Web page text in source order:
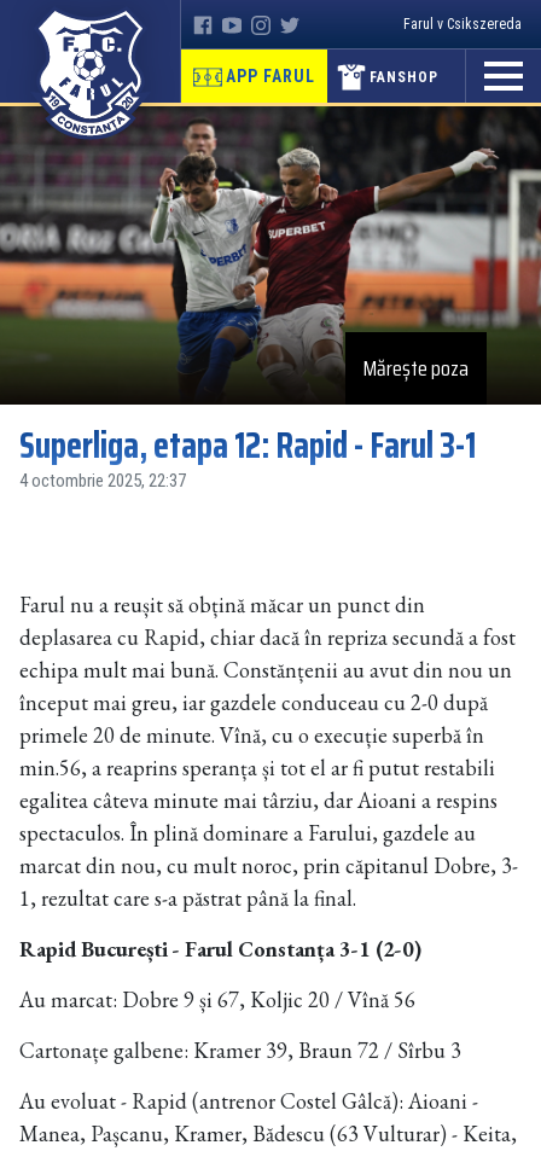
Farul v Csikszereda
APP FARUL FANSHOP
Mărește poza
Superliga, etapa 12: Rapid - Farul 3-1
4 octombrie 2025, 22:37
Farul nu a reușit să obțină măcar un punct din
deplasarea cu Rapid, chiar dacă în repriza secundă a fost
echipa mult mai bună. Constănțenii au avut din nou un
început mai greu, iar gazdele conduceau cu 2-0 după
primele 20 de minute. Vînă, cu o execuție superbă în
min.56, a reaprins speranța și tot el ar fi putut restabili
egalitea câteva minute mai târziu, dar Aioani a respins
spectaculos. În plină dominare a Farului, gazdele au
marcat din nou, cu mult noroc, prin căpitanul Dobre, 3-
1, rezultat care s-a păstrat până la final.
Rapid București - Farul Constanța 3-1 (2-0)
Au marcat: Dobre 9 și 67, Koljic 20 / Vînă 56
Cartonațe galbene: Kramer 39, Braun 72 / Sîrbu 3
Au evoluat - Rapid (antrenor Costel Gâlcă): Aioani -
Manea, Pașcanu, Kramer, Bădescu (63 Vulturar) - Keita,